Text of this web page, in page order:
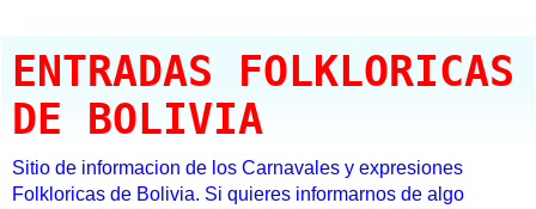
ENTRADAS FOLKLORICAS
DE BOLIVIA
Sitio de informacion de los Carnavales y expresiones
Folkloricas de Bolivia. Si quieres informarnos de algo